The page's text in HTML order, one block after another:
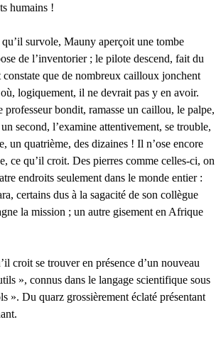
humains !
survole, Mauny aperçoit une tombe
de l’inventorier ; le pilote descend, fait du
constate que de nombreux cailloux jonchent
logiquement, il ne devrait pas y en avoir.
bondit, ramasse un caillou, le palpe,
second, l’examine attentivement, se trouble,
un quatrième, des dizaines ! Il n’ose encore
ce qu’il croit. Des pierres comme celles-ci, on
endroits seulement dans le monde entier :
certains dus à la sagacité de son collègue
la mission ; un autre gisement en Afrique
croit se trouver en présence d’un nouveau
», connus dans le langage scientifique sous
». Du quarz grossièrement éclaté présentant